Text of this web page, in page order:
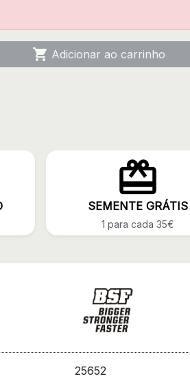
 Adicionar ao carrinho
SEMENTE GRÁTIS
1 para cada 35€
25652